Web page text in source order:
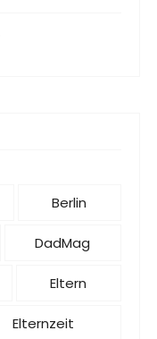
Berlin
DadMag
Eltern
Elternzeit